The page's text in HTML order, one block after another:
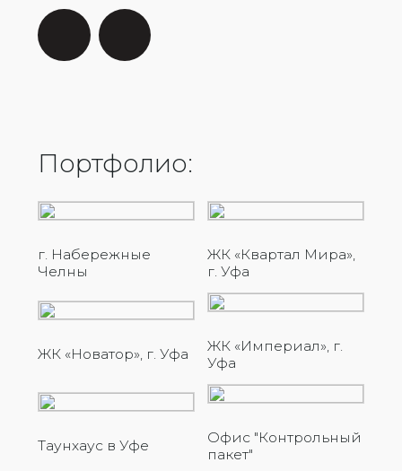
Портфолио:
г. Набережные
Челны
ЖК «Квартал Мира»,
г. Уфа
ЖК «Новатор», г. Уфа
ЖК «Империал», г.
Уфа
Таунхаус в Уфе
Офис "Контрольный
пакет"